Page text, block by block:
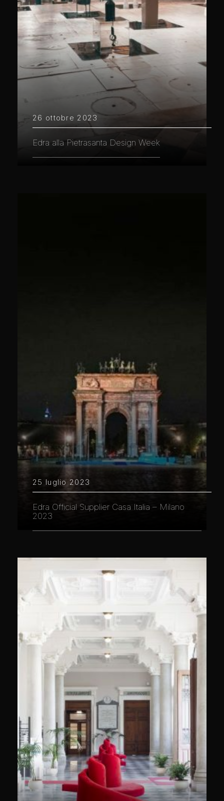
26 ottobre 2023
Edra alla Pietrasanta Design Week
25 luglio 2023
Edra Official Supplier Casa Italia – Milano
2023